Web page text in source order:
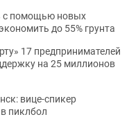
с помощью новых
до 55% грунта
17 предпринимателей
на 25 миллионов
вице-спикер
пиклбол